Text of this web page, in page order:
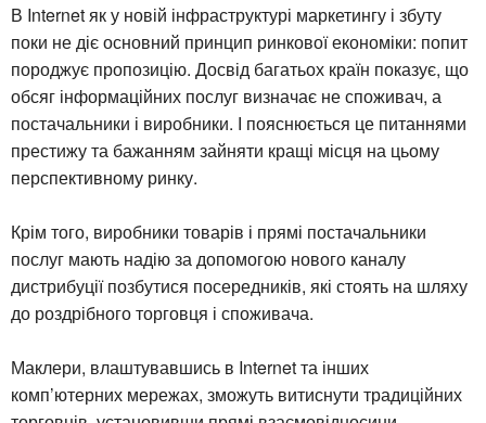
В Internet як у новій інфраструктурі маркетингу і збуту
поки не діє основний принцип ринкової економіки: попит
породжує пропозицію. Досвід багатьох країн показує, що
обсяг інформаційних послуг визначає не споживач, а
постачальники і виробники. І пояснюється це питаннями
престижу та бажанням зайняти кращі місця на цьому
перспективному ринку.
Крім того, виробники товарів і прямі постачальники
послуг мають надію за допомогою нового каналу
дистрибуції позбутися посередників, які стоять на шляху
до роздрібного торговця і споживача.
Маклери, влаштувавшись в Internet та інших
комп’ютерних мережах, зможуть витиснути традиційних